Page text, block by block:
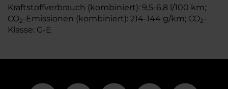
Kraftstoffverbrauch (kombiniert): 9,5-6,8 l/100 km;
CO2-Emissionen (kombiniert): 214-144 g/km; CO2-
Klasse: G-E